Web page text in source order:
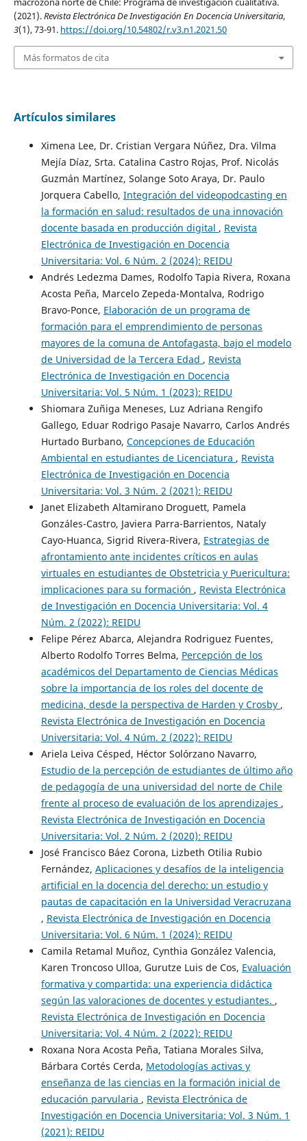
(2021).Revista Electrónica De Investigación En Docencia Universitaria,
3(1), 73-91. https://doi.org/10.54802/r.v3.n1.2021.50
Más formatos de cita
Artículos similares
Ximena Lee, Dr. Cristian Vergara Núñez, Dra. Vilma
Mejía Díaz, Srta. Catalina Castro Rojas, Prof. Nicolás
Guzmán Martínez, Solange Soto Araya, Dr. Paulo
Jorquera Cabello, Integración del videopodcasting en
la formación en salud: resultados de una innovación
docente basada en producción digital , Revista
Electrónica de Investigación en Docencia
Universitaria: Vol. 6 Núm. 2 (2024): REIDU
Andrés Ledezma Dames, Rodolfo Tapia Rivera, Roxana
Acosta Peña, Marcelo Zepeda-Montalva, Rodrigo
Bravo-Ponce, Elaboración de un programa de
formación para el emprendimiento de personas
mayores de la comuna de Antofagasta, bajo el modelo
de Universidad de la Tercera Edad , Revista
Electrónica de Investigación en Docencia
Universitaria: Vol. 5 Núm. 1 (2023): REIDU
Shiomara Zuñiga Meneses, Luz Adriana Rengifo
Gallego, Eduar Rodrigo Pasaje Navarro, Carlos Andrés
Hurtado Burbano, Concepciones de Educación
Ambiental en estudiantes de Licenciatura , Revista
Electrónica de Investigación en Docencia
Universitaria: Vol. 3 Núm. 2 (2021): REIDU
Janet Elizabeth Altamirano Droguett, Pamela
Gonzáles-Castro, Javiera Parra-Barrientos, Nataly
Cayo-Huanca, Sigrid Rivera-Rivera, Estrategias de
afrontamiento ante incidentes críticos en aulas
virtuales en estudiantes de Obstetricia y Puericultura:
implicaciones para su formación , Revista Electrónica
de Investigación en Docencia Universitaria: Vol. 4
Núm. 2 (2022): REIDU
Felipe Pérez Abarca, Alejandra Rodriguez Fuentes,
Alberto Rodolfo Torres Belma, Percepción de los
académicos del Departamento de Ciencias Médicas
sobre la importancia de los roles del docente de
medicina, desde la perspectiva de Harden y Crosby ,
Revista Electrónica de Investigación en Docencia
Universitaria: Vol. 4 Núm. 2 (2022): REIDU
Ariela Leiva Césped, Héctor Solórzano Navarro,
Estudio de la percepción de estudiantes de último año
de pedagogía de una universidad del norte de Chile
frente al proceso de evaluación de los aprendizajes ,
Revista Electrónica de Investigación en Docencia
Universitaria: Vol. 2 Núm. 2 (2020): REIDU
José Francisco Báez Corona, Lizbeth Otilia Rubio
Fernández, Aplicaciones y desafíos de la inteligencia
artificial en la docencia del derecho: un estudio y
pautas de capacitación en la Universidad Veracruzana
, Revista Electrónica de Investigación en Docencia
Universitaria: Vol. 6 Núm. 1 (2024): REIDU
Camila Retamal Muñoz, Cynthia González Valencia,
Karen Troncoso Ulloa, Gurutze Luis de Cos, Evaluación
formativa y compartida: una experiencia didáctica
según las valoraciones de docentes y estudiantes. ,
Revista Electrónica de Investigación en Docencia
Universitaria: Vol. 4 Núm. 2 (2022): REIDU
Roxana Nora Acosta Peña, Tatiana Morales Silva,
Bárbara Cortés Cerda, Metodologías activas y
enseñanza de las ciencias en la formación inicial de
educación parvularia , Revista Electrónica de
Investigación en Docencia Universitaria: Vol. 3 Núm. 1
(2021): REIDU